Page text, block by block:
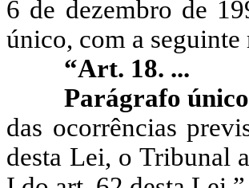
6 de dezembro de
único, com a seguinte
“Art. 18. ...
Parágrafo
das ocorrências
desta Lei, o Tribunal